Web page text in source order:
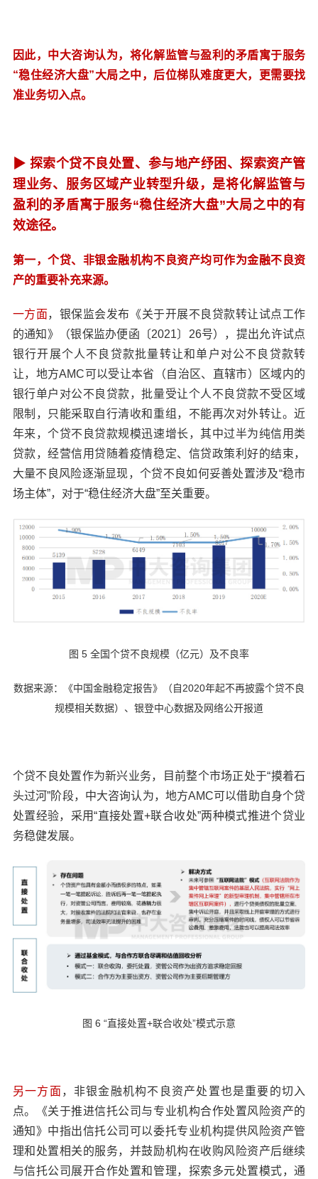
因此，中大咨询认为，将化解监管与盈利的矛盾寓于服务
“稳住经济大盘”大局之中，后位梯队难度更大，更需要找
准业务切入点。
▶ 探索个贷不良处置、参与地产纾困、探索资产管
理业务、服务区域产业转型升级，是将化解监管与
盈利的矛盾寓于服务“稳住经济大盘”大局之中的有
效途径。
第一，个贷、非银金融机构不良资产均可作为金融不良资
产的重要补充来源。
一方面，银保监会发布《关于开展不良贷款转让试点工作
的通知》（银保监办便函〔2021〕26号），提出允许试点
银行开展个人不良贷款批量转让和单户对公不良贷款转
让，地方AMC可以受让本省（自治区、直辖市）区域内的
银行单户对公不良贷款，批量受让个人不良贷款不受区域
限制，只能采取自行清收和重组，不能再次对外转让。近
年来，个贷不良贷款规模迅速增长，其中过半为纯信用类
贷款，经营信用贷随着疫情稳定、信贷政策利好的结束，
大量不良风险逐渐显现，个贷不良如何妥善处置涉及“稳市
场主体”，对于“稳住经济大盘”至关重要。
图 5 全国个贷不良规模（亿元）及不良率
数据来源：《中国金融稳定报告》（自2020年起不再披露个贷不良
规模相关数据）、银登中心数据及网络公开报道
个贷不良处置作为新兴业务，目前整个市场正处于“摸着石
头过河”阶段，中大咨询认为，地方AMC可以借助自身个贷
处置经验，采用“直接处置+联合收处”两种模式推进个贷业
务稳健发展。
图 6 “直接处置+联合收处”模式示意
另一方面 ，非银金融机构不良资产处置也是重要的切入
点。《关于推进信托公司与专业机构合作处置风险资产的
通知》中指出信托公司可以委托专业机构提供风险资产管
理和处置相关的服务，并鼓励机构在收购风险资产后继续
与信托公司展开合作处置和管理，探索多元处置模式，通